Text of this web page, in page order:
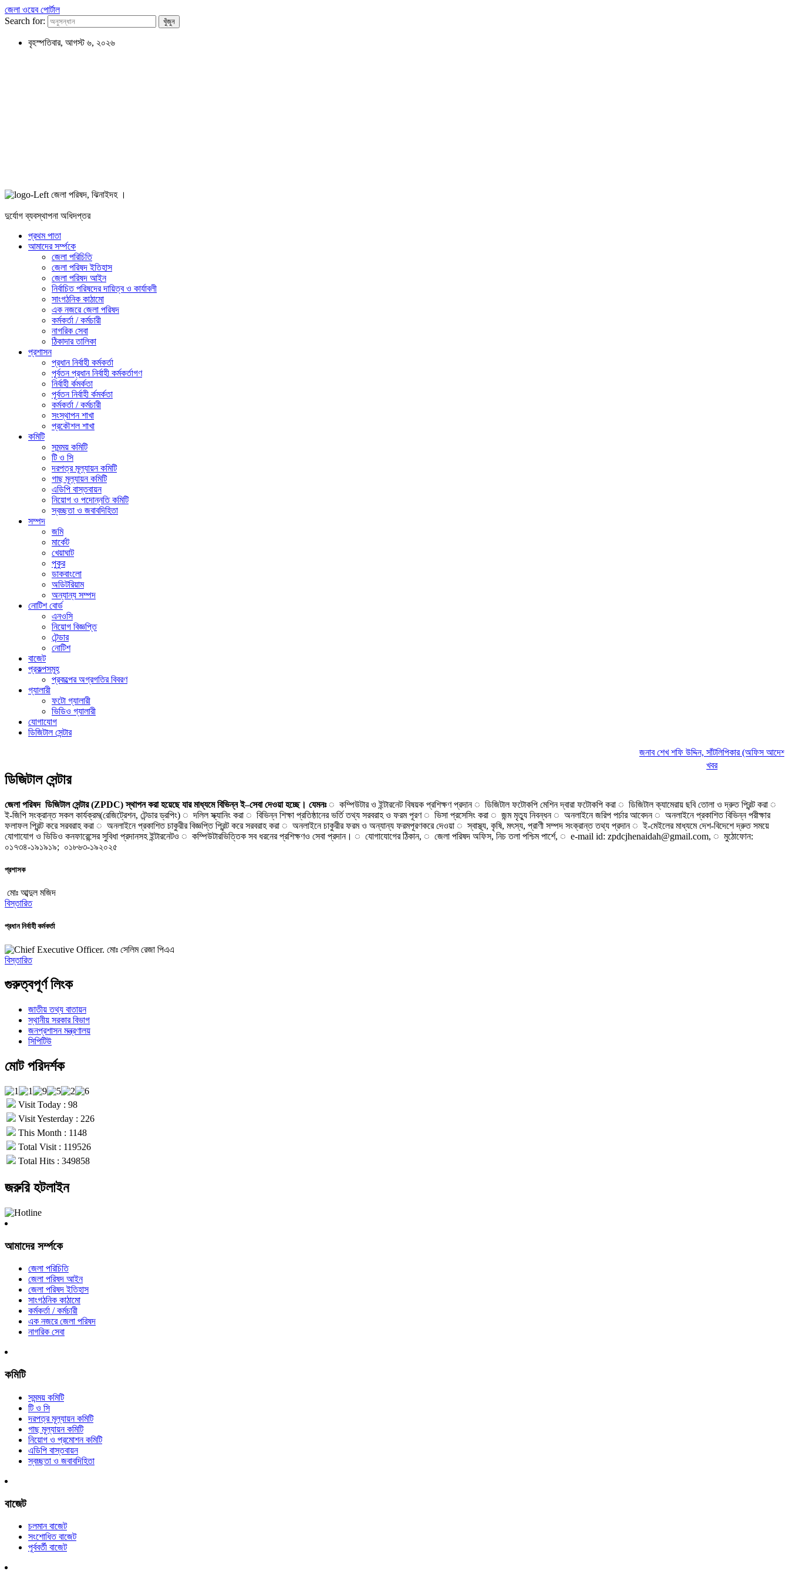
জেলা ওয়েব পোর্টাল
Search for:
বৃহস্পতিবার, আগস্ট ৬, ২০২৬
জেলা পরিষদ, ঝিনাইদহ ।
দুর্যোগ ব্যবস্থাপনা অধিদপ্তর
প্রথম পাতা
আমাদের সর্ম্পকে
জেলা পরিচিতি
জেলা পরিষদ ইতিহাস
জেলা পরিষদ আইন
নির্বাচিত পরিষদের দায়িত্ব ও কার্যাবলী
সাংগঠনিক কাঠামো
এক নজরে জেলা পরিষদ
কর্মকর্তা / কর্মচারী
নাগরিক সেবা
ঠিকাদার তালিকা
প্রশাসন
প্রধান নির্বাহী কর্মকর্তা
পূর্বতন প্রধান নির্বাহী কর্মকর্তাগণ
নির্বাহী র্কমর্কতা
পূর্বতন নির্বাহী র্কমর্কতা
কর্মকর্তা / কর্মচারী
সংস্থাপন শাখা
প্রকৌশল শাখা
কমিটি
সমন্ময় কমিটি
টি ও সি
দরপত্র মূল্যায়ন কমিটি
গাছ মূল্যায়ন কমিটি
এডিপি বাস্তবায়ন
নিয়োগ ও পদোন্নতি কমিটি
স্বচ্ছতা ও জবাবদিহিতা
সম্পদ
জমি
মার্কেট
খেয়াঘাট
পুকুর
ডাকবাংলো
অডিটরিয়াম
অন্যান্য সম্পদ
নোটিশ বোর্ড
এনওসি
নিয়োগ বিজ্ঞপ্তি
টেন্ডার
নোটিশ
বাজেট
প্রকল্পসমূহ
প্রকল্পের অগ্রগতির বিবরণ
গ্যালারী
ফটো গ্যালারী
ভিডিও গ্যালারী
যোগাযোগ
ডিজিটাল সেন্টার
জনাব শেখ শফি উদ্দিন, সাঁটলিপিকার (অফিস আদেশ)
খবর
ডিজিটাল সেন্টার
জেলা পরিষদ ডিজিটাল সেন্টার (ZPDC) স্থাপন করা হয়েছেযার মাধ্যমে বিভিন্ন ই–সেবা দেওয়া হচ্ছে। যেমনঃ◌ কম্পিউটার ও ইন্টারনেট বিষয়ক প্রশিক্ষণ প্রদান ◌ ডিজিটাল ফটোকপি মেশিন দ্বারা ফটোকপি করা ◌ ডিজিটাল ক্যামেরায় ছবি তোলা ও দ্রুত প্রিন্ট করা ◌
ই-জিপি সংক্রান্ত সকল কার্যক্রম(রেজিট্রেশন, টেন্ডার ড্রপিং) ◌ দলিল স্ক্যানিং করা ◌ বিভিন্ন শিক্ষা প্রতিষ্ঠানের ভর্তি তথ্য সরবরাহ ও ফরম পূরণ ◌ ভিসা প্রসেসিং করা ◌ জন্ম মৃত্যু নিবন্ধন ◌ অনলাইনে জরিপ পর্চার আবেদন ◌ অনলাইনে প্রকাশিত বিভিন্ন পরীক্ষার
ফলাফল প্রিন্ট করে সরবরাহ করা ◌ অনলাইনে প্রকাশিত চাকুরীর বিজ্ঞপ্তি প্রিন্ট করে সরবরাহ করা ◌ অনলাইনে চাকুরীর ফরম ও অন্যান্য ফরমপূরণকরে দেওয়া ◌ স্বাস্থ্য, কৃষি, মৎস্য, প্রাণী সম্পদ সংক্রান্ত তথ্য প্রদান ◌ ই-মেইলের মাধ্যমে দেশ-বিদেশে দ্রুত সময়ে
যোগাযোগ ও ভিডিও কনফারেন্সের সুবিধা প্রদানসহ ইন্টারনেটও ◌ কম্পিউটারভিত্তিক সব ধরনের প্রশিক্ষণও সেবা প্রদান। ◌ যোগাযোগের ঠিকান, ◌ জেলা পরিষদ অফিস, নিচ তলা পশ্চিম পার্শে, ◌ e-mail id: zpdcjhenaidah@gmail.com, ◌ মুঠোফোন:
০১৭৩৪-১৯১৯১৯; ০১৮৬৩-১৯২০২৫
প্রশাসক
মোঃ আব্দুল মজিদ
বিস্তারিত
প্রধান নির্বাহী কর্মকর্তা
মোঃ সেলিম রেজা পিএএ
বিস্তারিত
গুরুত্বপূর্ণ লিংক
জাতীয় তথ্য বাতায়ন
স্থানীয় সরকার বিভাগ
জনপ্রশাসন মন্ত্রণালয়
সিপিটিউ
মোট পরিদর্শক
Visit Today : 98
Visit Yesterday : 226
This Month : 1148
Total Visit : 119526
Total Hits : 349858
জরুরি হটলাইন
আমাদের সর্ম্পকে
জেলা পরিচিতি
জেলা পরিষদ আইন
জেলা পরিষদ ইতিহাস
সাংগঠনিক কাঠামো
কর্মকর্তা / কর্মচারী
এক নজরে জেলা পরিষদ
নাগরিক সেবা
কমিটি
সমন্ময় কমিটি
টি ও সি
দরপত্র মূল্যায়ন কমিটি
গাছ মূল্যায়ন কমিটি
নিয়োগ ও প্রমোশন কমিটি
এডিপি বাস্তবায়ন
স্বচ্ছতা ও জবাবদিহিতা
বাজেট
চলমান বাজেট
সংশোধিত বাজেট
পূর্ববর্তী বাজেট